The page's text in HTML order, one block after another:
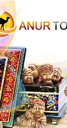
Asian Tour